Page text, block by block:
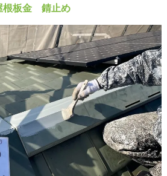
根板金 錆止め